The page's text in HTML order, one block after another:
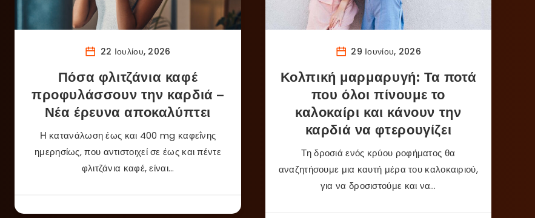
22 Ιουλίου, 2026
Πόσα φλιτζάνια καφέ
προφυλάσσουν την καρδιά –
Νέα έρευνα αποκαλύπτει
Η κατανάλωση έως και 400 mg καφεΐνης
ημερησίως, που αντιστοιχεί σε έως και πέντε
φλιτζάνια καφέ, είναι…
29 Ιουνίου, 2026
Κολπική μαρμαρυγή: Τα ποτά
που όλοι πίνουμε το
καλοκαίρι και κάνουν την
καρδιά να φτερουγίζει
Τη δροσιά ενός κρύου ροφήματος θα
αναζητήσουμε μια καυτή μέρα του καλοκαιριού,
για να δροσιστούμε και να…